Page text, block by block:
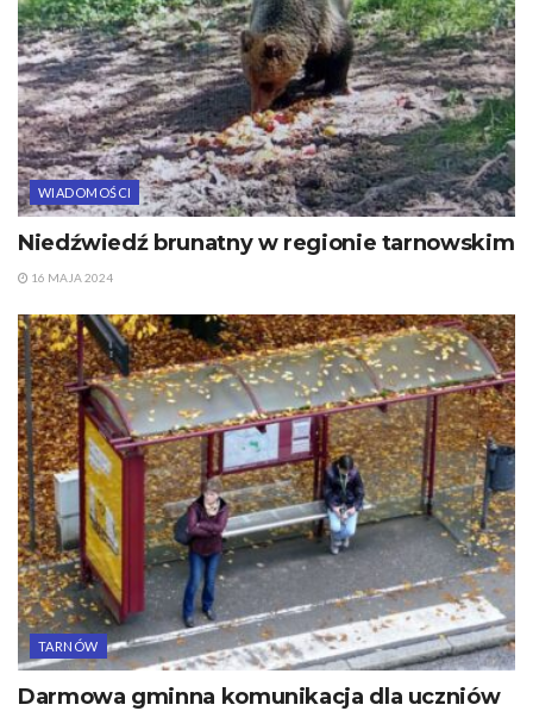
WIADOMOŚCI
Niedźwiedź brunatny w regionie tarnowskim
16 MAJA 2024
TARNÓW
Darmowa gminna komunikacja dla uczniów